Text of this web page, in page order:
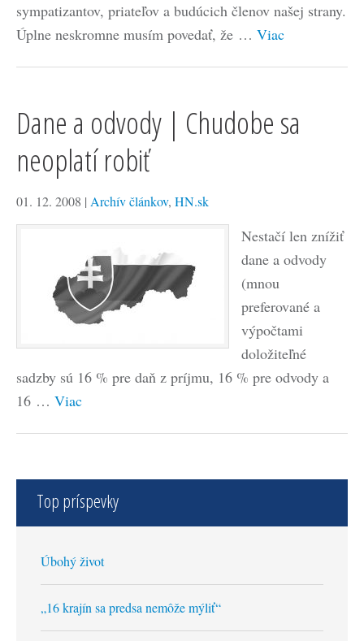
sympatizantov, priateľov a budúcich členov našej strany.
Úplne neskromne musím povedať, že … Viac
Dane a odvody | Chudobe sa
neoplatí robiť
01. 12. 2008 | Archív článkov, HN.sk
Nestačí len znížiť
dane a odvody
(mnou
preferované a
výpočtami
doložiteľné
sadzby sú 16 % pre daň z príjmu, 16 % pre odvody a
16 … Viac
Top príspevky
Úbohý život
„16 krajín sa predsa nemôže mýliť“